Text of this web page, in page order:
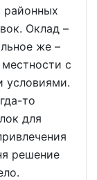
районных
Оклад –
же –
с
условиями.
то
для
решение